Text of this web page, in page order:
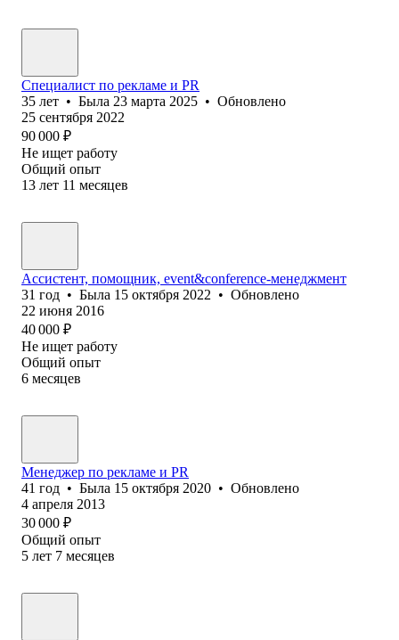
Специалист по рекламе и PR
35 лет • Была 23 марта 2025 • Обновлено
25 сентября 2022
90 000 ₽
Не ищет работу
Общий опыт
13 лет 11 месяцев
Ассистент, помощник, event&conference-менеджмент
31 год • Была 15 октября 2022 • Обновлено
22 июня 2016
40 000 ₽
Не ищет работу
Общий опыт
6 месяцев
Менеджер по рекламе и PR
41 год • Была 15 октября 2020 • Обновлено
4 апреля 2013
30 000 ₽
Общий опыт
5 лет 7 месяцев